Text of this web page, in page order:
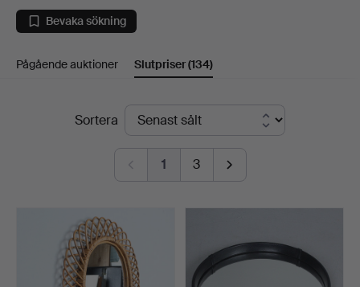
Stockholms
Auktionsverk
Bevaka sökning
Pågående auktioner Slutpriser(134)
SlutpriserSortera
1 3